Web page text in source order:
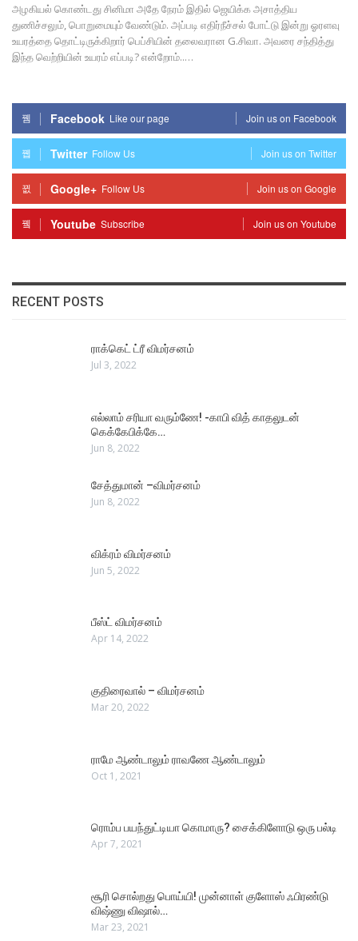
அழகியல் கொண்டது சினிமா அதே நேரம் இதில் ஜெயிக்க அசாத்திய
துணிச்சலும், பொறுமையும் வேண்டும். அப்படி எதிர்நீச்சல் போட்டு இன்று ஓரளவு
உயரத்தை தொட்டிருக்கிறார் பெப்சியின் தலைவரான G.சிவா. அவரை சந்தித்து
இந்த வெற்றியின் உயரம் எப்படி? என்றோம்..…
Facebook Like our page Join us on Facebook
Twitter Follow Us Join us on Twitter
Google+ Follow Us Join us on Google
Youtube Subscribe Join us on Youtube
RECENT POSTS
ராக்கெட் ட்ரீ விமர்சனம்
Jul 3, 2022
எல்லாம் சரியா வரும்ணே! -காபி வித் காதலுடன்
கெக்கேபிக்கே…
Jun 8, 2022
சேத்துமான் –விமர்சனம்
Jun 8, 2022
விக்ரம் விமர்சனம்
Jun 5, 2022
பீஸ்ட் விமர்சனம்
Apr 14, 2022
குதிரைவால் – விமர்சனம்
Mar 20, 2022
ராமே ஆண்டாலும் ராவணே ஆண்டாலும்
Oct 1, 2021
ரொம்ப பயந்துட்டியா கொமாரு? சைக்கிளோடு ஒரு பல்டி
Apr 7, 2021
சூரி சொல்றது பொய்யி! முன்னாள் குளோஸ் ஃபிரண்டு
விஷ்ணு விஷால்…
Mar 23, 2021